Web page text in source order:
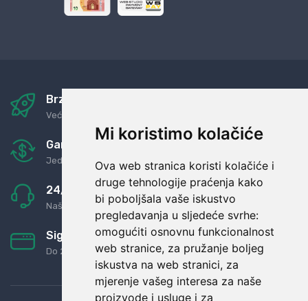
Mi koristimo kolačiće
Ova web stranica koristi kolačiće i
druge tehnologije praćenja kako
bi poboljšala vaše iskustvo
pregledavanja u sljedeće svrhe:
omogućiti osnovnu funkcionalnost
web stranice, za pružanje boljeg
iskustva na web stranici, za
mjerenje vašeg interesa za naše
proizvode i usluge i za
Brza i sigurna dostava
Već za nekoliko dana kod vas
Garancija u povrat novaca
Jednostavno pravilo: Roba za novac
24/7 odlična podrška
Naši agenti uvijek na raspolaganju
Sigurno obročno plaćanje
Do 24 rata bez kamata